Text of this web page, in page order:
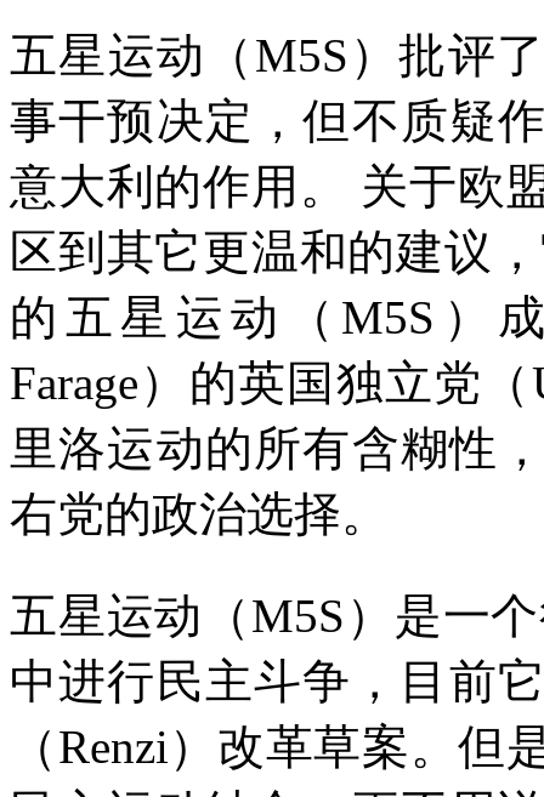
五星运动（ M5S ）批评
事干预决定，但不质疑
意大利的作用。
关于欧
区到其它更温和的建议
的五星运动（ M5S ）
Farage）的英国独立党（
里洛运动的所有含糊性
右党的政治选择。
五星运动（M5S ）是一
中进行民主斗争，目前
（Renzi）改革草案。但